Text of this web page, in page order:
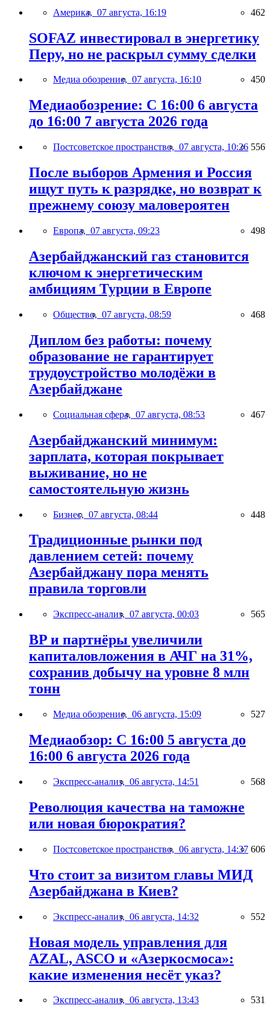
Америка, 07 августа, 16:19 462
SOFAZ инвестировал в энергетику
Перу, но не раскрыл сумму сделки
Медиа обозрение, 07 августа, 16:10 450
Медиаобозрение: С 16:00 6 августа
до 16:00 7 августа 2026 года
Постсоветское пространство, 07 августа, 10:26 556
После выборов Армения и Россия
ищут путь к разрядке, но возврат к
прежнему союзу маловероятен
Европа, 07 августа, 09:23 498
Азербайджанский газ становится
ключом к энергетическим
амбициям Турции в Европе
Общество, 07 августа, 08:59 468
Диплом без работы: почему
образование не гарантирует
трудоустройство молодёжи в
Азербайджане
Социальная сфера, 07 августа, 08:53 467
Азербайджанский минимум:
зарплата, которая покрывает
выживание, но не
самостоятельную жизнь
Бизнес, 07 августа, 08:44 448
Традиционные рынки под
давлением сетей: почему
Азербайджану пора менять
правила торговли
Экспресс-анализ, 07 августа, 00:03 565
BP и партнёры увеличили
капиталовложения в АЧГ на 31%,
сохранив добычу на уровне 8 млн
тонн
Медиа обозрение, 06 августа, 15:09 527
Медиаобзор: С 16:00 5 августа до
16:00 6 августа 2026 года
Экспресс-анализ, 06 августа, 14:51 568
Революция качества на таможне
или новая бюрократия?
Постсоветское пространство, 06 августа, 14:37 606
Что стоит за визитом главы МИД
Азербайджана в Киев?
Экспресс-анализ, 06 августа, 14:32 552
Новая модель управления для
AZAL, ASCO и «Азеркосмоса»:
какие изменения несёт указ?
Экспресс-анализ, 06 августа, 13:43 531